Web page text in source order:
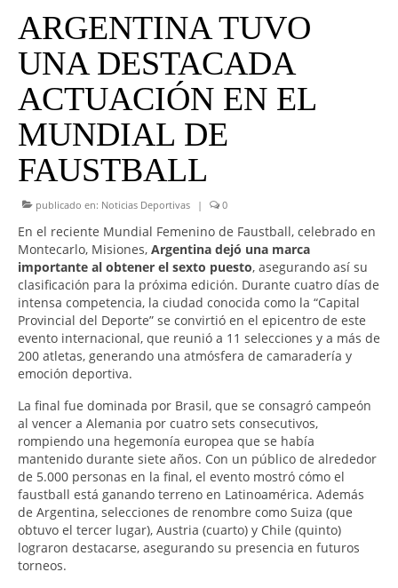
CAD FEDERAL
ARGENTINA TUVO
UNA DESTACADA
ACTUACIÓN EN EL
MUNDIAL DE
FAUSTBALL
publicado en: Noticias Deportivas | 0
En el reciente Mundial Femenino de Faustball, celebrado en
Montecarlo, Misiones, Argentina dejó una marca
importante al obtener el sexto puesto, asegurando así su
clasificación para la próxima edición. Durante cuatro días de
intensa competencia, la ciudad conocida como la “Capital
Provincial del Deporte” se convirtió en el epicentro de este
evento internacional, que reunió a 11 selecciones y a más de
200 atletas, generando una atmósfera de camaradería y
emoción deportiva.
La final fue dominada por Brasil, que se consagró campeón
al vencer a Alemania por cuatro sets consecutivos,
rompiendo una hegemonía europea que se había
mantenido durante siete años. Con un público de alrededor
de 5.000 personas en la final, el evento mostró cómo el
faustball está ganando terreno en Latinoamérica. Además
de Argentina, selecciones de renombre como Suiza (que
obtuvo el tercer lugar), Austria (cuarto) y Chile (quinto)
lograron destacarse, asegurando su presencia en futuros
torneos.